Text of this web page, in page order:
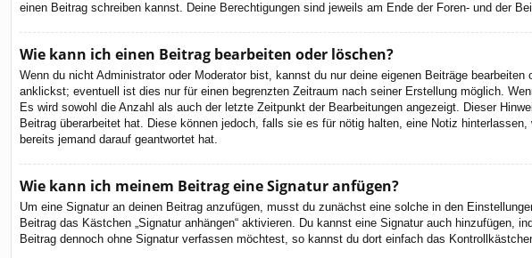
einen Beitrag schreiben kannst. Deine Berechtigungen sind jeweils am Ende der Foren- und der
Wie kann ich einen Beitrag bearbeiten oder löschen?
Wenn du nicht Administrator oder Moderator bist, kannst du nur deine eigenen Beiträge
anklickst; eventuell ist dies nur für einen begrenzten Zeitraum nach seiner Erstellung möglich.
Es wird sowohl die Anzahl als auch der letzte Zeitpunkt der Bearbeitungen angezeigt. Dieser
Beitrag überarbeitet hat. Diese können jedoch, falls sie es für nötig halten, eine Notiz
bereits jemand darauf geantwortet hat.
Wie kann ich meinem Beitrag eine Signatur anfügen?
Um eine Signatur an deinen Beitrag anzufügen, musst du zunächst eine solche in den
Beitrag das Kästchen „Signatur anhängen“ aktivieren. Du kannst eine Signatur auch
Beitrag dennoch ohne Signatur verfassen möchtest, so kannst du dort einfach das